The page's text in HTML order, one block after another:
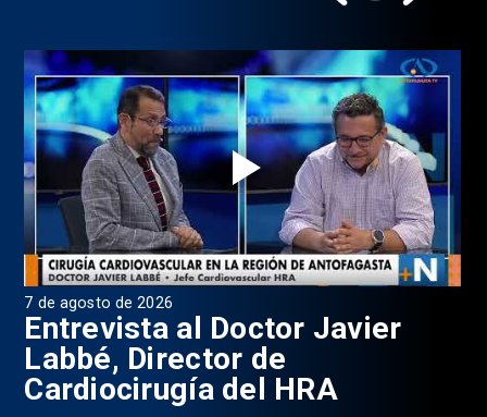
6 de agosto de 2026
Programa Pulso, Capítulo 199